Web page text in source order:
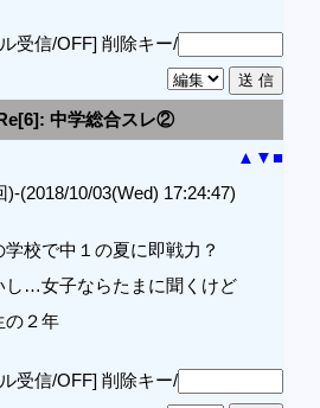
受信/OFF] 削除キー/
中学総合スレ②
▲ ▼■
(2018/10/03(Wed) 17:24:47)
学校で中１の夏に即戦力？
し…女子ならたまに聞くけど
の２年
受信/OFF] 削除キー/